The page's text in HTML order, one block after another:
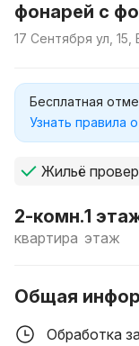
фонарей с
17 Сентября ул,
Бесплатная
Узнать правила
Жильё
2-комн.
квартира
1
этаж
Общая
Обработка